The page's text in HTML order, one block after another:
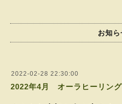
お知ら
2022-02-28 22:30:00
2022年4月 オーラヒーリン